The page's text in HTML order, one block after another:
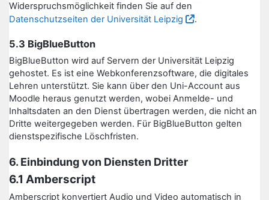
Widerspruchsmöglichkeit finden Sie auf den
Datenschutzseiten der Universität Leipzig
.
5.3 BigBlueButton
BigBlueButton wird auf Servern der Universität Leipzig
gehostet. Es ist eine Webkonferenzsoftware, die digitales
Lehren unterstützt. Sie kann über den Uni-Account aus
Moodle heraus genutzt werden, wobei Anmelde- und
Inhaltsdaten an den Dienst übertragen werden, die nicht an
Dritte weitergegeben werden. Für BigBlueButton gelten
dienstspezifische Löschfristen.
6. Einbindung von Diensten Dritter
6.1 Amberscript
Amberscript konvertiert Audio und Video automatisch in